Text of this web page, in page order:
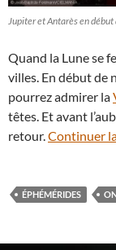
Jupiter et Antarès en
Quand la Lune se
villes. En début de
pourrez admirer la
têtes. Et avant
retour. Continuer
ÉPHÉMÉRIDES